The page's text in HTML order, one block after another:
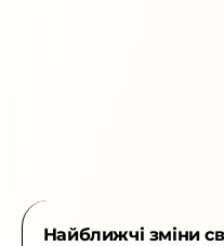
Найближчі зміни